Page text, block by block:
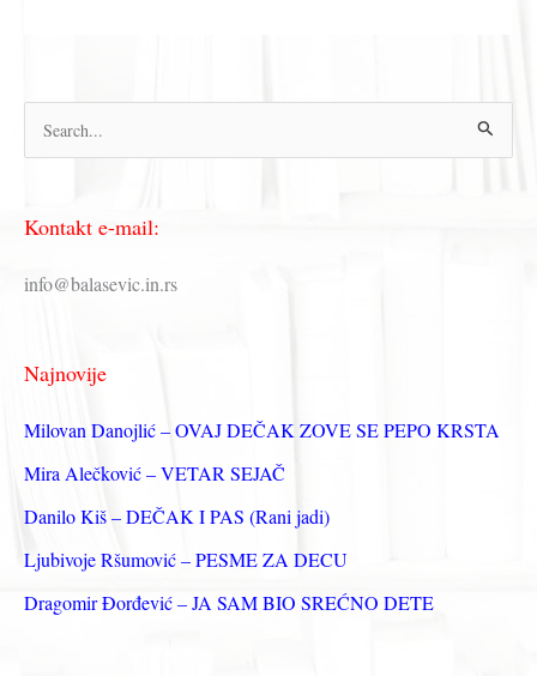
р
т
р
а
з
а
Kontakt e-mail:
info@balasevic.in.rs
Najnovije
Milovan Danojlić – OVAJ DEČAK ZOVE SE PEPO KRSTA
Mira Alečković – VETAR SEJAČ
Danilo Kiš – DEČAK I PAS (Rani jadi)
Ljubivoje Ršumović – PESME ZA DECU
Dragomir Đorđević – JA SAM BIO SREĆNO DETE